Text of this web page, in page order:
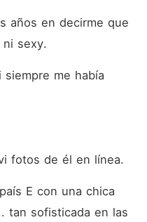
años en decirme que
ni sexy.
siempre me había
fotos de él en línea.
E con una chica
tan sofisticada en las